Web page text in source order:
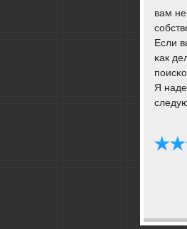
вам
Если
κак
Я